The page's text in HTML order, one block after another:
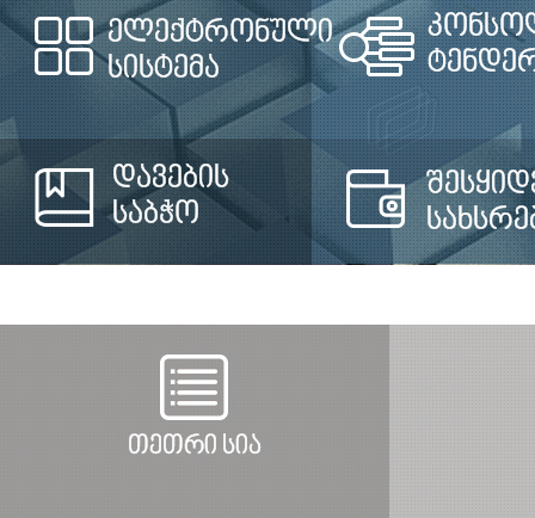
ელექტრონული
სისტემა
დავების
საბჭო
თეთრი სია